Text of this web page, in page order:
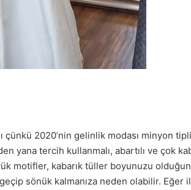
çünkü 2020’nin gelinlik modası minyon tipli
yana tercih kullanmalı, abartılı ve çok
motifler, kabarık tüller boyunuzu
sönük kalmanıza neden olabilir. Eğer